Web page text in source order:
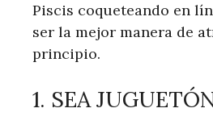
Piscis coqueteando en
ser la mejor manera de
principio.
1. SEA